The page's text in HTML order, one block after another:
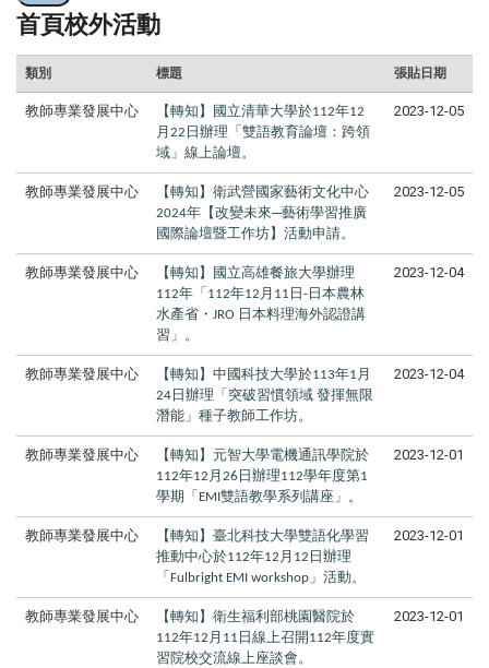
首頁校外活動
類別 標題 張貼日期
教師專業發展中心 【轉知】國立清華大學於112年12
月 22 日辦理「雙語教育論壇：跨領
域」線上論壇。
2023-12-05
教師專業發展中心 【轉知】衛武營國家藝術文化中心
2024年【改變未來─藝術學習推廣
國際論壇暨工作坊】活動申請。
2023-12-05
教師專業發展中心 【轉知】國立高雄餐旅大學辦理
112年「 112年12 月 11 日 - 日本農林
水產省・ JRO 日本料理海外認證講
習」。
2023-12-04
教師專業發展中心 【轉知】中國科技大學於113年1 月
24 日辦理「突破習慣領域 發揮無限
潛能」種子教師工作坊。
2023-12-04
教師專業發展中心 【轉知】元智大學電機通訊學院於
112年12 月 26 日辦理112學年度第1
學期「 EMI雙語教學系列講座」。
2023-12-01
教師專業發展中心
【轉知】臺北科技大學雙語化學習
推動中心於112年12 月 12 日辦理
「 Fulbright EMI workshop 」活動。
2023-12-01
教師專業發展中心 【轉知】衛生福利部桃園醫院於
112年12 月 11 日線上召開 112年度實
習院校交流線上座談會。
2023-12-01